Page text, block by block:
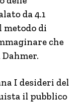
da 4.1
metodo di
che
I desideri del
il pubblico